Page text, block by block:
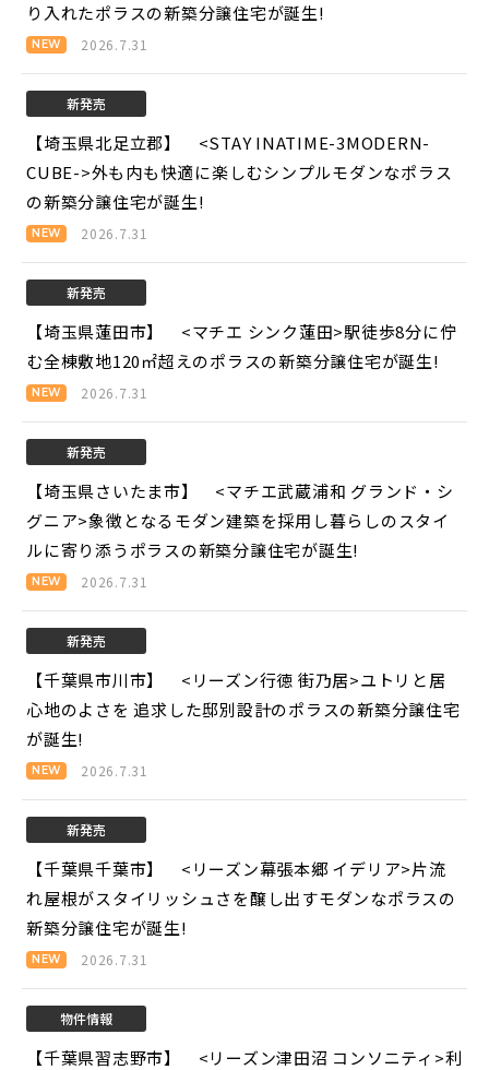
り入れたポラスの新築分譲住宅が誕生!
2026.7.31
新発売
【埼玉県北足立郡】 <STAY INATIME-3MODERN-
CUBE->外も内も快適に楽しむシンプルモダンなポラス
の新築分譲住宅が誕生!
2026.7.31
新発売
【埼玉県蓮田市】 <マチエ シンク蓮田>駅徒歩8分に佇
む全棟敷地120㎡超えのポラスの新築分譲住宅が誕生!
2026.7.31
新発売
【埼玉県さいたま市】 <マチエ武蔵浦和 グランド・シ
グニア>象徴となるモダン建築を採用し暮らしのスタイ
ルに寄り添うポラスの新築分譲住宅が誕生!
2026.7.31
新発売
【千葉県市川市】 <リーズン行徳 街乃居>ユトリと居
心地のよさを 追求した邸別設計のポラスの新築分譲住宅
が誕生!
2026.7.31
新発売
【千葉県千葉市】 <リーズン幕張本郷 イデリア>片流
れ屋根がスタイリッシュさを醸し出すモダンなポラスの
新築分譲住宅が誕生!
2026.7.31
物件情報
【千葉県習志野市】 <リーズン津田沼 コンソニティ>利